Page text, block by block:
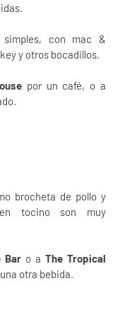
con mac &
y otros bocadillos.
por un café, o a
brocheta de pollo y
tocino son muy
Baro a The Tropical
otra bebida.